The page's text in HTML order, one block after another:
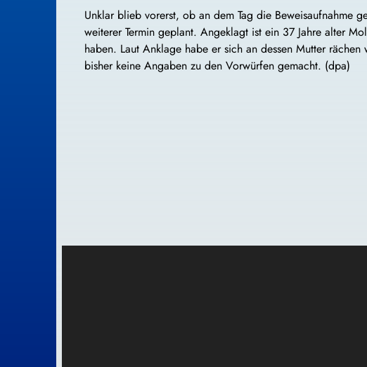
Unklar blieb vorerst, ob an dem Tag die Beweisaufnahme
weiterer Termin geplant. Angeklagt ist ein 37 Jahre alter
haben. Laut Anklage habe er sich an dessen Mutter
bisher keine Angaben zu den Vorwürfen gemacht. (dpa)